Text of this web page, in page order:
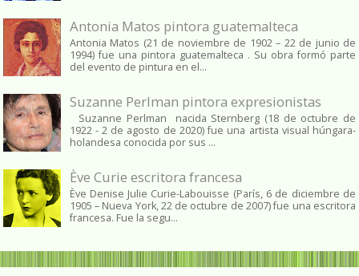
Antonia Matos pintora guatemalteca
Antonia Matos (21 de noviembre de 1902 – 22 de junio de
1994) fue una pintora guatemalteca . Su obra formó parte
del evento de pintura en el...
Suzanne Perlman pintora expresionistas
Suzanne Perlman nacida Sternberg (18 de octubre de
1922 - 2 de agosto de 2020) fue una artista visual húngara-
holandesa conocida por sus ...
Ève Curie escritora francesa
Ève Denise Julie Curie-Labouisse (París, 6 de diciembre de
1905 – Nueva York, 22 de octubre de 2007) fue una escritora
francesa. Fue la segu...